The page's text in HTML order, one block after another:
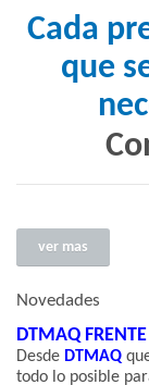
Cada
que
ver mas
Novedades
DTMAQ
Desde DTMAQ
todo lo posible